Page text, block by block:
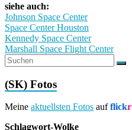
siehe auch:
Johnson Space Center
Space Center Houston
Kennedy Space Center
Marshall Space Flight Center
(SK) Fotos
Meine aktuellsten Fotos aufflickr
Schlagwort-Wolke